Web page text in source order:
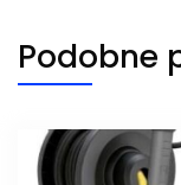
Podobne